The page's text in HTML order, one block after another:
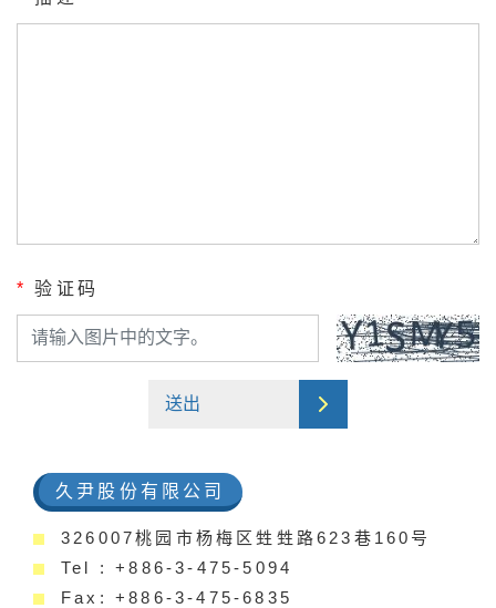
* 验证码
送出
久尹股份有限公司
326007桃园市杨梅区甡甡路623巷160号
Tel : +886-3-475-5094
Fax: +886-3-475-6835